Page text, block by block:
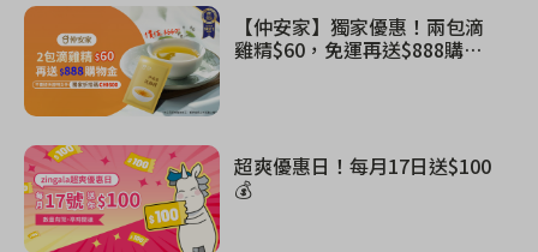
【仲安家】獨家優惠！兩包滴
雞精$60，免運再送$888購物
超爽優惠日！每月17日送$100
💰